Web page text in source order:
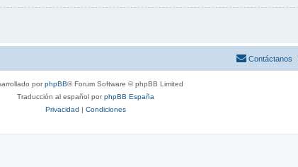
Contáctanos
porphpBB® Forum Software © phpBB Limited
Traducción al español porphpBB España
Privacidad | Condiciones